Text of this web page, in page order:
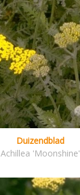
Duizendblad
Achillea 'Moonshine'